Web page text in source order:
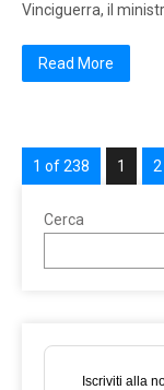
Vinciguerra, il
Read More
1 of 238 1 2
Cerca
Iscriviti alla